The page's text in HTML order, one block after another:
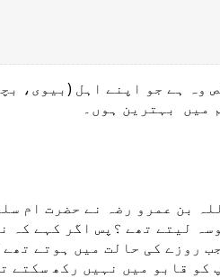
ہے جو اپنے اہل (بیوی،
میں بہترین ہوں۔
بن عمرو رضہ نے حضرت ام
لیتے تھے ؟پس اگر کہے کہ
روزے کی حالت میں ہوتے
قابو میں نہیں رکھ سکتے